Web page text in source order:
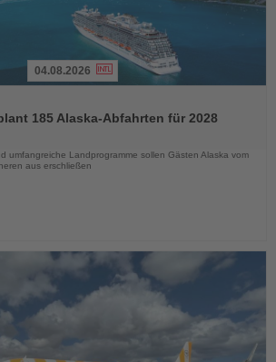
04.08.2026
185 Alaska-Abfahrten für 2028
umfangreiche Landprogramme sollen Gästen Alaska vom
aus erschließen